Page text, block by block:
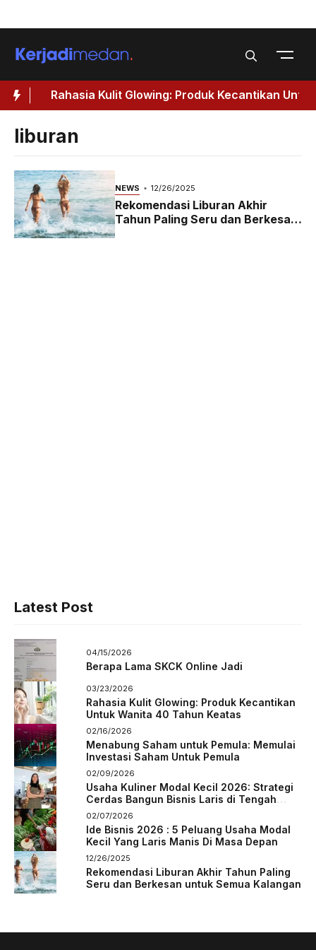
to
Rahasia Kulit Glowing: Produk Kecantikan Untuk
Wanita 40 Tahun Keatas
liburan
NEWS 12/26/2025
Rekomendasi Liburan Akhir
Tahun Paling Seru dan Berkesan
untuk Semua Kalangan
Latest Post
04/15/2026
Berapa Lama SKCK Online Jadi
03/23/2026
Rahasia Kulit Glowing: Produk Kecantikan
Untuk Wanita 40 Tahun Keatas
02/16/2026
Menabung Saham untuk Pemula: Memulai
Investasi Saham Untuk Pemula
02/09/2026
Usaha Kuliner Modal Kecil 2026: Strategi
Cerdas Bangun Bisnis Laris di Tengah
Persaingan
02/07/2026
Ide Bisnis 2026 : 5 Peluang Usaha Modal
Kecil Yang Laris Manis Di Masa Depan
12/26/2025
Rekomendasi Liburan Akhir Tahun Paling
Seru dan Berkesan untuk Semua Kalangan